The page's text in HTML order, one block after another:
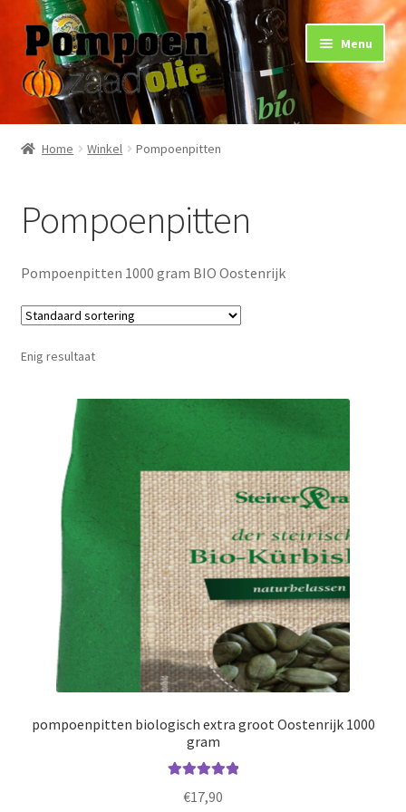
Ga
door
naar
navigatie
Ga
naar
de
inhoud
Menu
Home
Gezondheid
Arthritis
Huidverzorging
Nieren
Op een rij
Parasieten
Prostaat
Contact
In de media
Home Winkel Pompoenpitten
Pompoenpitten
Pompoenpitten 1000 gram BIO Oostenrijk
Enig resultaat
pompoenpitten biologisch extra groot Oostenrijk 1000
gram
uit 5
€17,90